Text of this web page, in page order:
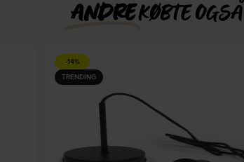
ANDREKØBTE OGSÅ
-14%
TRENDING